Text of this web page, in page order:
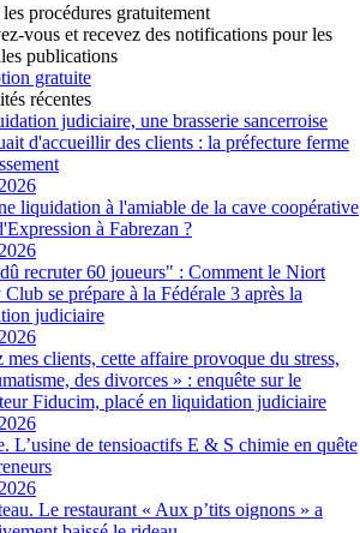
procédures gratuitement
vous et recevez des notifications pour les
publications
gratuite
récentes
judiciaire, une brasserie sancerroise
d'accueillir des clients : la préfecture ferme
liquidation à l'amiable de la cave coopérative
à Fabrezan ?
recruter 60 joueurs" : Comment le Niort
se prépare à la Fédérale 3 après la
judiciaire
mes clients, cette affaire provoque du stress,
des divorces » : enquête sur le
Fiducim, placé en liquidation judiciaire
L’usine de tensioactifs E & S chimie en quête
Le restaurant « Aux p’tits oignons » a